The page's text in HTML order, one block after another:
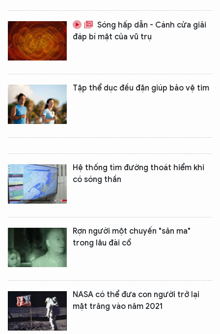
Sóng hấp dẫn - Cánh cửa giải
đáp bí mật của vũ trụ
Tập thể dục đều đặn giúp bảo vệ tim
Hệ thống tìm đường thoát hiểm khi
có sóng thần
Rợn người một chuyến "săn ma"
trong lâu đài cổ
NASA có thể đưa con người trở lại
mặt trăng vào năm 2021